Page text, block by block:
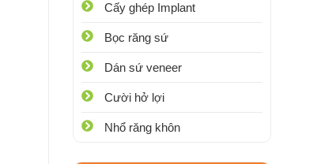
Cấy ghép Implant
Bọc răng sứ
Dán sứ veneer
Cười hở lợi
Nhổ răng khôn